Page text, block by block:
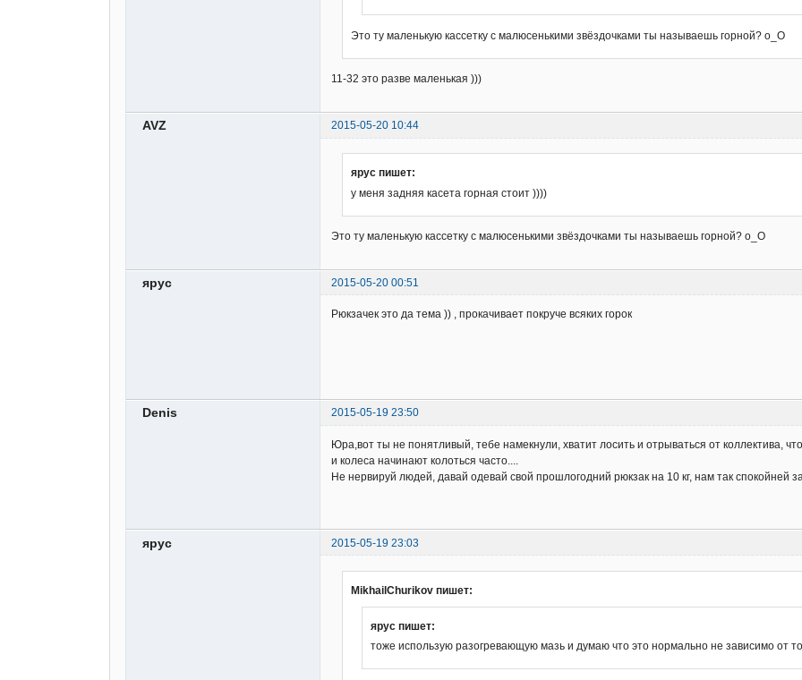
Это ту маленькую кассетку с малюсенькими звёздочками ты называешь горной? о_О
11-32 это разве маленькая )))
AVZ 2015-05-20 10:44
ярус пишет:
у меня задняя касета горная стоит ))))
Это ту маленькую кассетку с малюсенькими звёздочками ты называешь горной? о_О
ярус 2015-05-20 00:51
Рюкзачек это да тема )) , прокачивает покруче всяких горок
Denis 2015-05-19 23:50
Юра,вот ты не понятливый, тебе намекнули, хватит лосить и отрываться от коллектива,
и колеса начинают колоться часто....
Не нервируй людей, давай одевай свой прошлогодний рюкзак на 10 кг, нам так спокойней
ярус 2015-05-19 23:03
MikhailChurikov пишет:
ярус пишет:
тоже использую разогревающую мазь и думаю что это нормально не зависимо от